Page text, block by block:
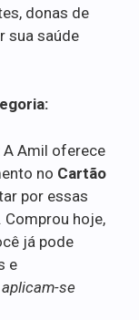
donas de
sua saúde
A Amil oferece
no Cartão
por essas
. Comprou hoje,
já pode
e
se